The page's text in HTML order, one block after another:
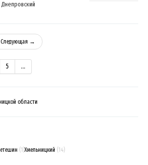
Днепровский
Следующая →
5 ...
области
(1)Хмельницкий (14)